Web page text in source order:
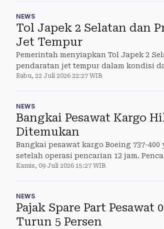
NEWS
Tol Japek 2 Selatan dan
Jet Tempur
Pemerintah menyiapkan Tol Japek 2
pendaratan jet tempur dalam kondisi
Rabu, 22 Juli 2026 22:27 WIB
NEWS
Bangkai Pesawat Kargo
Ditemukan
Bangkai pesawat kargo Boeing 737-
setelah operasi pencarian 12 jam.
Kamis, 09 Juli 2026 15:27 WIB
NEWS
Pajak Spare Part Pesawat
Turun 5 Persen